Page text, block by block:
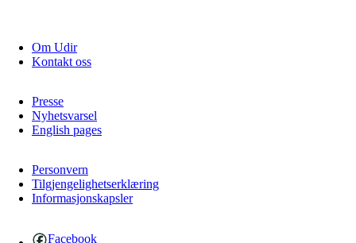
Om Udir
Kontakt oss
Presse
Nyhetsvarsel
English pages
Personvern
Tilgjengelighetserklæring
Informasjonskapsler
Facebook